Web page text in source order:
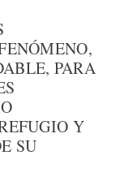
PARA
Y
SU